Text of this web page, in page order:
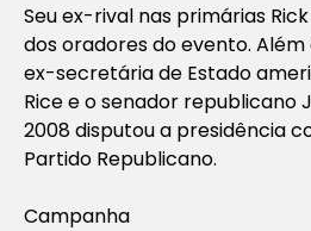
Seu ex-rival nas primárias
dos oradores do evento.
ex-secretária de Estado
Rice e o senador republicano
2008 disputou a presidência
Partido Republicano.
Campanha